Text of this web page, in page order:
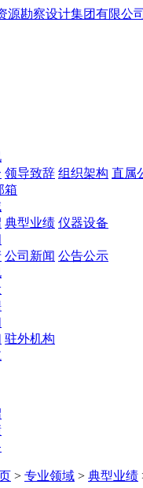
领导致辞 组织架构 直属
箱
典型业绩 仪器设备
公司新闻 公告公示
驻外机构
> 专业领域 > 典型业绩